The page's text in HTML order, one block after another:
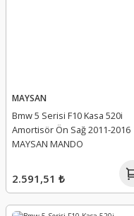
MAYSAN
Bmw 5 Serisi F10 Kasa 520i
Amortisör Ön Sağ 2011-2016
MAYSAN MANDO
2.591,51 ₺